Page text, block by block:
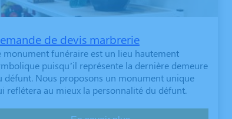
de devis marbrerie
monument funéraire est un lieu hautement
puisqu’il représente la dernière demeure
défunt. Nous proposons un monument unique
reflétera au mieux la personnalité du défunt.